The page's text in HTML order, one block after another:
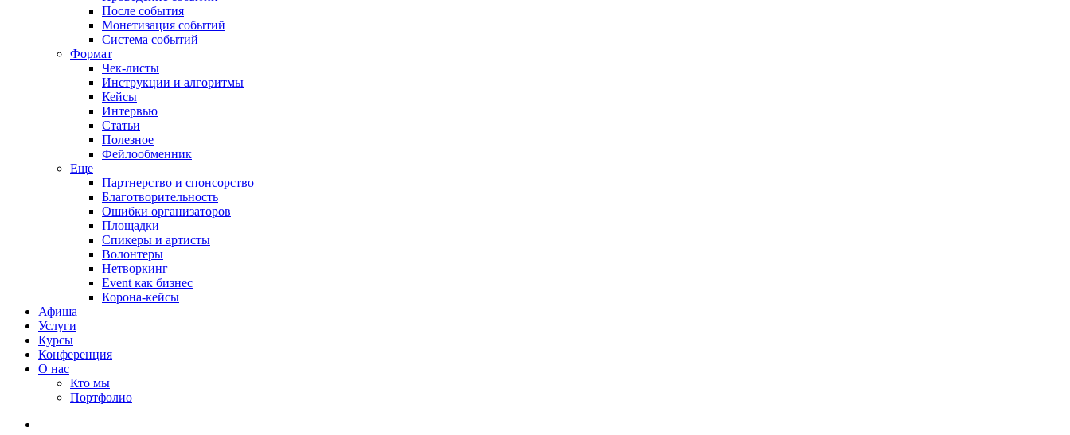
После события
Монетизация событий
Система событий
Формат
Чек-листы
Инструкции и алгоритмы
Кейсы
Интервью
Статьи
Полезное
Фейлообменник
Еще
Партнерство и спонсорство
Благотворительность
Ошибки организаторов
Площадки
Спикеры и артисты
Волонтеры
Нетворкинг
Event как бизнес
Корона-кейсы
Афиша
Услуги
Курсы
Конференция
О нас
Кто мы
Портфолио